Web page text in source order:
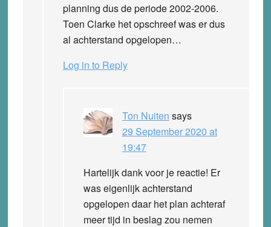
planning dus de periode 2002-2006.
Toen Clarke het opschreef was er dus
al achterstand opgelopen…
Log in to Reply
Ton Nuiten says
29 September 2020 at
19:47
Hartelijk dank voor je reactie! Er
was eigenlijk achterstand
opgelopen daar het plan achteraf
meer tijd in beslag zou nemen